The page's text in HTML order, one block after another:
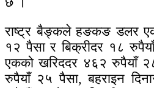
राष्ट्र बैङ्कले हङकङ डलर
१२ पैसा र बिक्रीदर १८
एकको खरिददर ४६२ रुपैयाँ
रुपैयाँ २५ पैसा, बहराइन